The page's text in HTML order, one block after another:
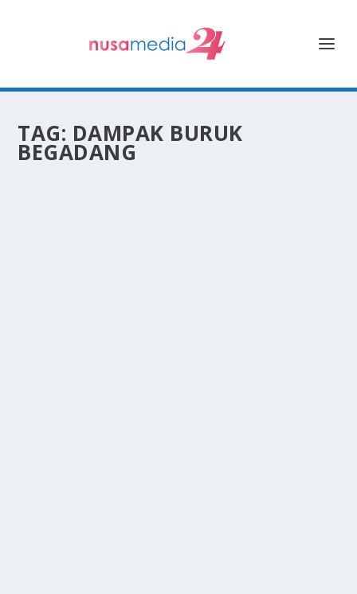
TAG: DAMPAK BURUK
BEGADANG